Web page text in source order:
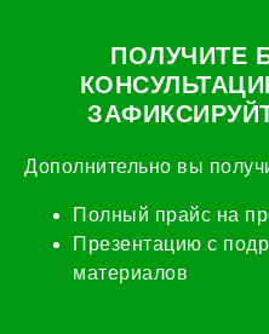
ПОЛУЧИТЕ
Дополнительно вы
Полный прайс на
Презентацию с
материалов